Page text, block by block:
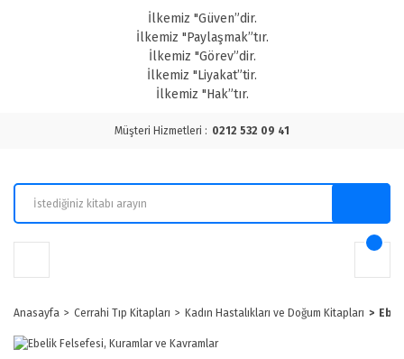
İlkemiz "Güven”dir.
İlkemiz "Paylaşmak”tır.
İlkemiz "Görev”dir.
İlkemiz "Liyakat”tir.
İlkemiz "Hak”tır.
Müşteri Hizmetleri : 0212 532 09 41
Anasayfa Cerrahi Tıp Kitapları Kadın Hastalıkları ve Doğum Kitapları